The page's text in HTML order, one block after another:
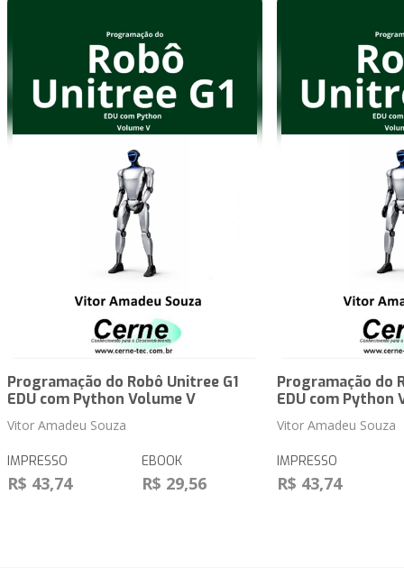
Programação do Robô Unitree G1
EDU com Python Volume V
Vitor Amadeu Souza
IMPRESSO
R$ 43,74
EBOOK
R$ 29,56
Programação do
EDU com Python
Vitor Amadeu Souza
IMPRESSO
R$ 43,74